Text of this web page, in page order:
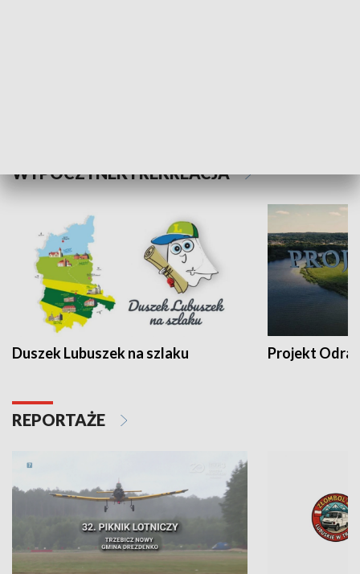
WYPOCZYNEK I REKREACJA
Duszek Lubuszek na szlaku Projekt Odra
REPORTAŻE